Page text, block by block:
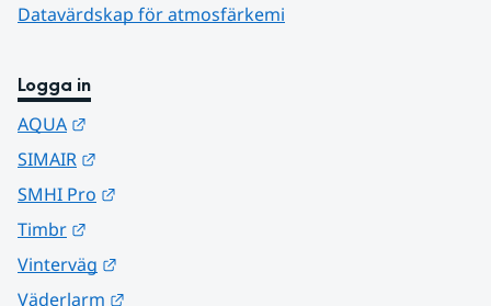
Datavärdskap för atmosfärkemi
Logga in
AQUA
SIMAIR
SMHI Pro
Timbr
Vinterväg
Väderlarm